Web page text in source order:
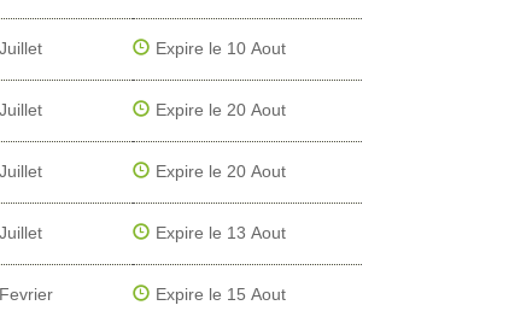
Expire le 10 Aout
Expire le 20 Aout
Expire le 20 Aout
Expire le 13 Aout
Expire le 15 Aout